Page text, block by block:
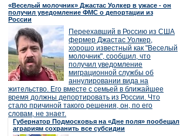
«Веселый молочник» Джастас Уолкер в ужасе - он
получил уведомление ФМС о депортации из
России
Переехавший в Россию из США
фермер Джастас Уолкер,
хорошо известный как "Веселый
молочник", сообщил, что
получил уведомление
миграционной службы об
аннулировании вида на
жительство. Его вместе с семьей в ближайшее
время должны депортировать из России. Что
стало причиной такого решения, он, по его
словам, не знает.
Губернатор Подмосковья на «Дне поля» пообещал
аграриям сохранить все субсидии